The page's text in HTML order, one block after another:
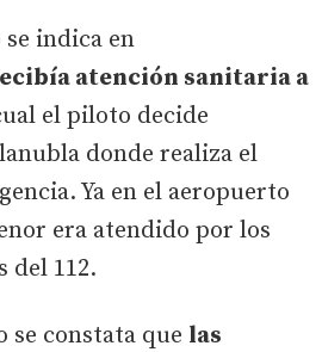
indica en
atención sanitaria a
el piloto decide
donde realiza el
Ya en el aeropuerto
era atendido por los
del 112.
se constata que las